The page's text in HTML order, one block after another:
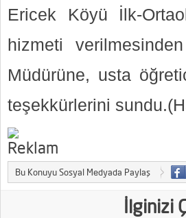
Ericek Köyü İlk-
hizmeti
Müdürüne, usta
teşekkürlerini
Bu Konuyu Sosyal Medyada Paylaş
İlginizi